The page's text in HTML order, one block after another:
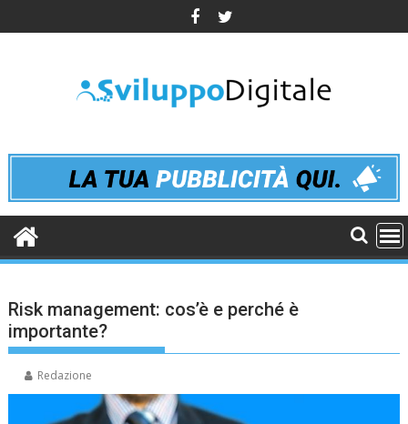
to
Risk management: cos’è e perché è
importante?
Redazione